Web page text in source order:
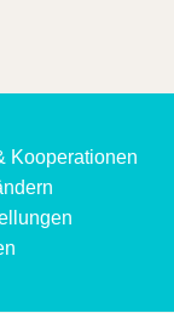
Kooperationen